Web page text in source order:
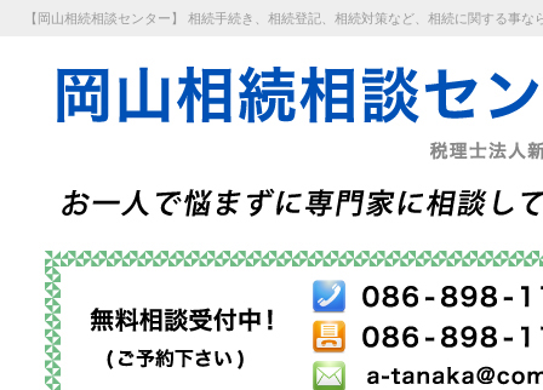
【岡山相続相談センター】 相続手続き、相続登記、相続対策など、相続に関する事な